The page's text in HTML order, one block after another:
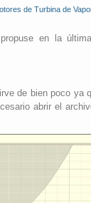
de Turbina de
en la
de bien poco ya
abrir el